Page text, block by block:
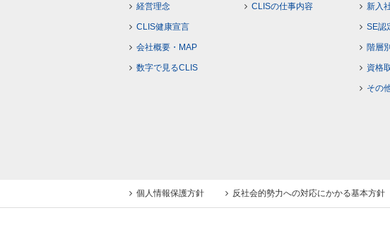
経営理念
CLIS健康宣言
会社概要・MAP
数字で見るCLIS
CLISの仕事内容 新入
SE認
階層
資格
その
個人情報保護方針 反社会的勢力への対応にかかる基本方針